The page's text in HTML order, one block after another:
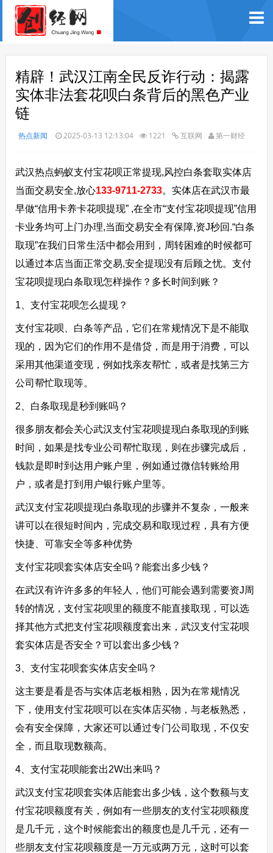
精辟！武汉江南全民反诈行动：揭露
实体非法套花呗白条背后的黑色产业
链
热点新闻 2025-03-13 12:13:04 1221 互联网 第一财经
武汉热点蚂蚁支付宝花呗正常提现,风控白条套取实体店
当面交易安全,放心133-9711-2733。实体店在武汉市最
早做“信用卡养卡花呗提现” ,在全市“支付宝花呗提现”信用
卡业务均可上门办理,当面交易安全有保障,资J秒回.“白条
取现”在我们日常生活中都会用到，周转困难的时候都可
以通过本店当面正常交易,安全提现没有后顾之忧。支付
宝花呗提现白条取现怎样操作？多长时间到账？
1、支付宝花呗怎么提现？
支付宝花呗、白条等产品，它们在常规情况下是不能取
现的，因为它们的作用不是借贷，而是用于消费，可以
采用其他渠道变现，例如找亲友帮忙，或者是找第三方
公司帮忙取现等。
2、白条取现是秒到账吗？
很多朋友都会关心武汉支付宝花呗提现白条取现的到账
时间，如果是找专业公司帮忙取现，则在步骤完成后，
钱款是即时到达用户账户里，例如通过微信转账给用
户，或者是打到用户银行账户里等。
武汉支付宝花呗提现白条取现的步骤并不复杂，一般来
讲可以在很短时间内，完成交易和取现过程，具有方便
快捷、可靠安全等多种优势
支付宝花呗套实体店安全吗？能套出多少钱？
在武汉有许许多多的年轻人，他们可能会遇到需要资J周
转的情况，支付宝花呗里的额度不能直接取现，可以选
择其他方式把支付宝花呗额度套出来，武汉支付宝花呗
套实体店是否安全？可以套出多少钱？
3、支付宝花呗套实体店安全吗？
这主要是看是否与实体店老板相熟，因为在常规情况
下，使用支付宝花呗可以在实体店买物，与老板熟悉，
会有安全保障，大家还可以通过专门公司取现，不仅安
全，而且取现数额高。
4、支付宝花呗能套出2W出来吗？
武汉支付宝花呗套实体店能套出多少钱，这个数额与支
付宝花呗额度有关，例如有一些朋友的支付宝花呗额度
是几千元，这个时候能套出的额度也是几千元，还有一
些朋友支付宝花呗额度是一万元或两万元，这时可以套